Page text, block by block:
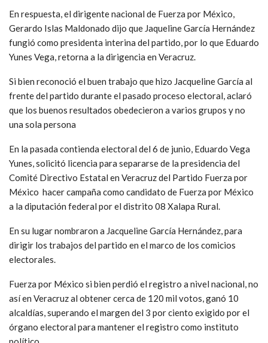
En respuesta, el dirigente nacional de Fuerza por México,
Gerardo Islas Maldonado dijo que Jaqueline García Hernández
fungió como presidenta interina del partido, por lo que Eduardo
Yunes Vega, retorna a la dirigencia en Veracruz.
Si bien reconoció el buen trabajo que hizo Jacqueline García al
frente del partido durante el pasado proceso electoral, aclaró
que los buenos resultados obedecieron a varios grupos y no
una sola persona
En la pasada contienda electoral del 6 de junio, Eduardo Vega
Yunes, solicitó licencia para separarse de la presidencia del
Comité Directivo Estatal en Veracruz del Partido Fuerza por
México hacer campaña como candidato de Fuerza por México
a la diputación federal por el distrito 08 Xalapa Rural.
En su lugar nombraron a Jacqueline García Hernández, para
dirigir los trabajos del partido en el marco de los comicios
electorales.
Fuerza por México si bien perdió el registro a nivel nacional, no
así en Veracruz al obtener cerca de 120 mil votos, ganó 10
alcaldías, superando el margen del 3 por ciento exigido por el
órgano electoral para mantener el registro como instituto